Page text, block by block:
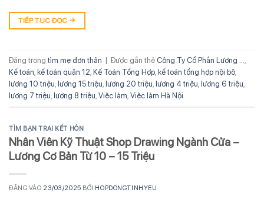
TIẾP TỤC ĐỌC →
Đăng trong tìm mẹ đơn thân Được gắn thẻ Công Ty Cổ Phần Lương ...,
Kế toán, kế toán quận 12, Kế Toán Tổng Hợp, kế toán tổng hợp nội bộ,
lương 10 triệu, lương 15 triệu, lương 20 triệu, lương 4 triệu, lương 6 triệu,
lương 7 triệu, lương 8 triệu, Việc làm, Việc làm Hà Nội
TÌM BẠN TRAI KẾT HÔN
Nhân Viên Kỹ Thuật Shop Drawing Ngành Cửa –
Lương Cơ Bản Từ 10 – 15 Triệu
ĐĂNG VÀO 23/03/2025 BỞI HOPDONGTINHYEU